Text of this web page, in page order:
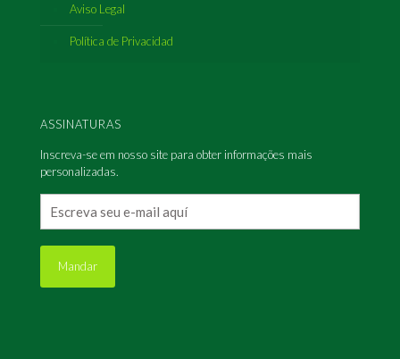
Aviso Legal
Política de Privacidad
ASSINATURAS
Inscreva-se em nosso site para obter informações mais
personalizadas.